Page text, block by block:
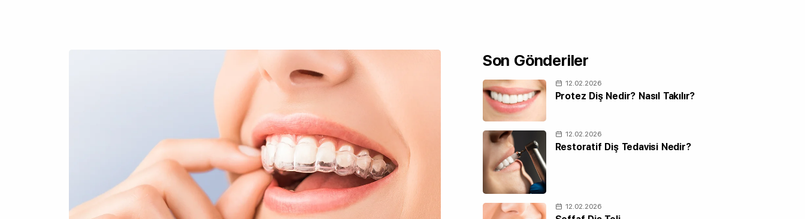
Son Gönderiler
12.02.2026
Protez Diş Nedir? Nasıl Takılır?
12.02.2026
Restoratif Diş Tedavisi Nedir?
12.02.2026